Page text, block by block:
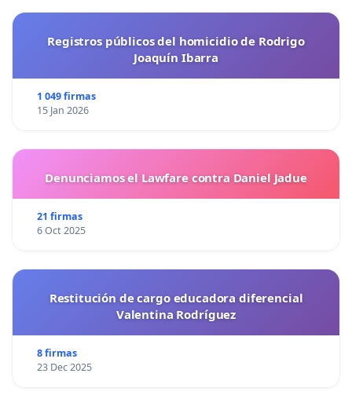
Registros públicos del homicidio de Rodrigo
Joaquín Ibarra
1 049 firmas
15 Jan 2026
Denunciamos el Lawfare contra Daniel Jadue
21 firmas
6 Oct 2025
Restitución de cargo educadora diferencial
Valentina Rodríguez
8 firmas
23 Dec 2025